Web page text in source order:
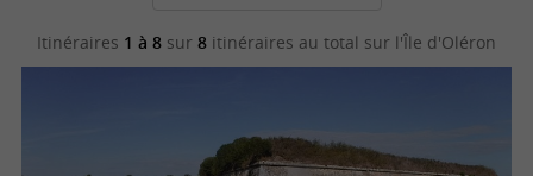
Itinéraires 1 à 8 sur 8 itinéraires au total sur l'Île d'Oléron